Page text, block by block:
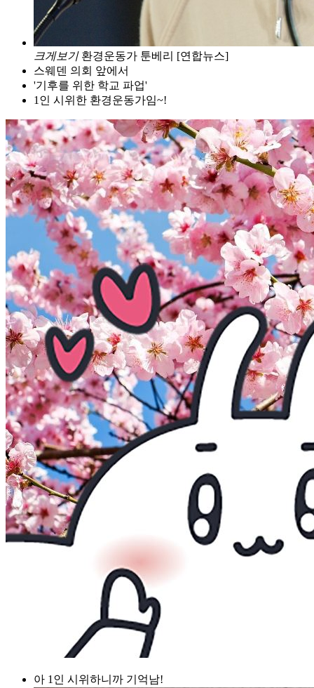
크게보기 환경운동가 툰베리 [연합뉴스]
스웨덴 의회 앞에서
'기후를 위한 학교 파업'
1인 시위한 환경운동가임~!
아 1인 시위하니까 기억남!